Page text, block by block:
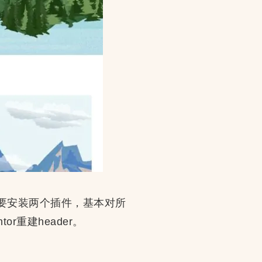
安装两个插件，基本对所
重建header。